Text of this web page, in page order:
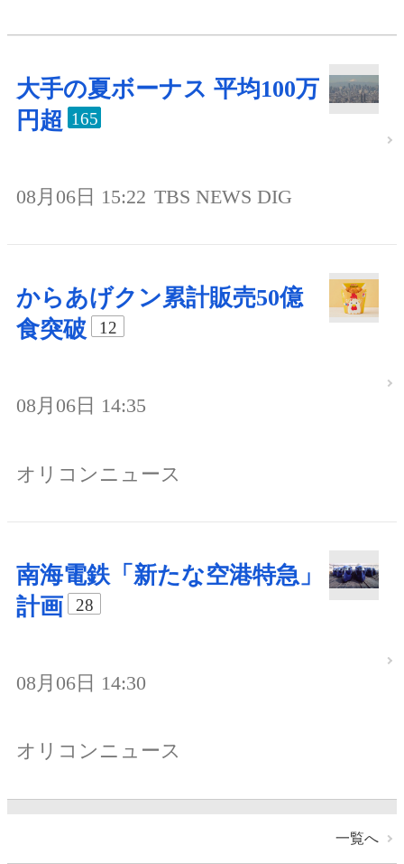
大手の夏ボーナス 平均100万
円超 165
08月06日 15:22 TBS NEWS DIG
からあげクン累計販売50億
食突破
12
08月06日 14:35
オリコンニュース
南海電鉄「新たな空港特急」
計画
28
08月06日 14:30
オリコンニュース
一覧へ